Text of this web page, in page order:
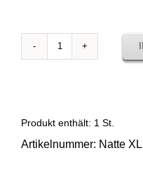
Stoffmuster
300
Produkt enthält: 1 St.
Artikelnummer: Natte